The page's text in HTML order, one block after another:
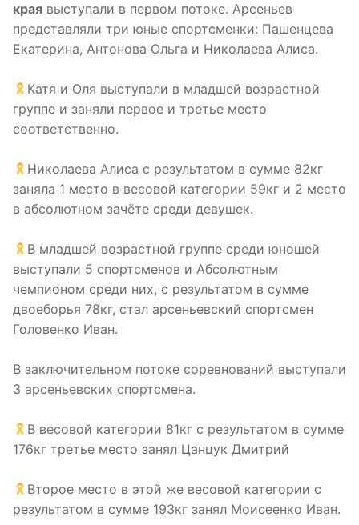
края выступали в первом потоке. Арсеньев
представляли три юные спортсменки: Пашенцева
Екатерина, Антонова Ольга и Николаева Алиса.
Катя и Оля выступали в младшей возрастной
группе и заняли первое и третье место
соответственно.
Николаева Алиса с результатом в сумме 82кг
заняла 1 место в весовой категории 59кг и 2 место
в абсолютном зачёте среди девушек.
В младшей возрастной группе среди юношей
выступали 5 спортсменов и Абсолютным
чемпионом среди них, с результатом в сумме
двоеборья 78кг, стал арсеньевский спортсмен
Головенко Иван.
В заключительном потоке соревнований выступали
3 арсеньевских спортсмена.
В весовой категории 81кг с результатом в сумме
176кг третье место занял Цанцук Дмитрий
Второе место в этой же весовой категории с
результатом в сумме 193кг занял Моисеенко Иван.